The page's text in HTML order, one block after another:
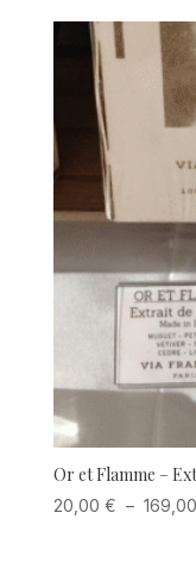
Or et Flamme –
20,00 € – 169,00